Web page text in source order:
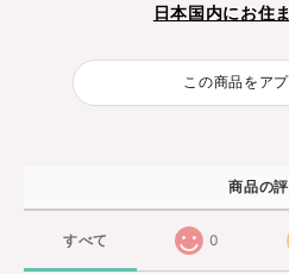
日本国内にお住
この商品をア
商品の
すべて 0